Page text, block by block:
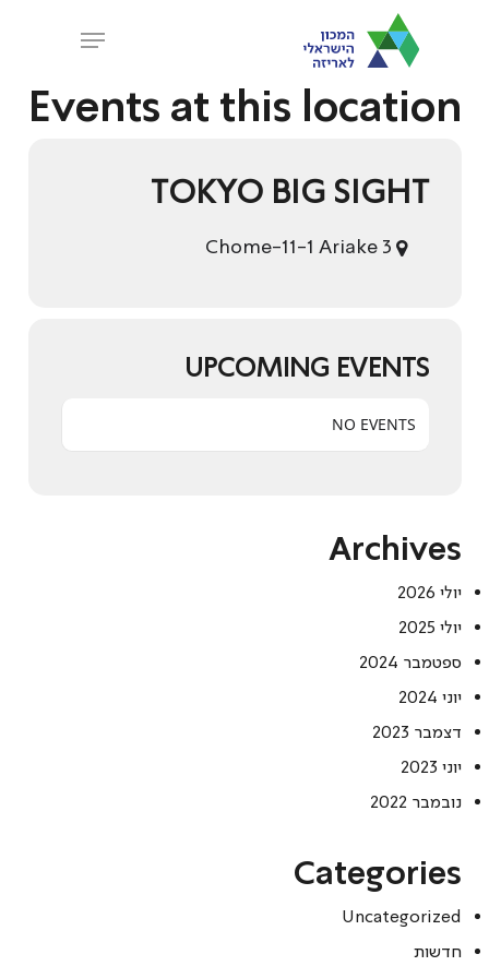
content
Menu
Events at this location
TOKYO BIG SIGHT
UPCOMING EVENTS
NO EVENTS
Archives
יולי 2026
יולי 2025
ספטמבר 2024
יוני 2024
דצמבר 2023
יוני 2023
נובמבר 2022
Categories
Uncategorized
חדשות
Close
Menu